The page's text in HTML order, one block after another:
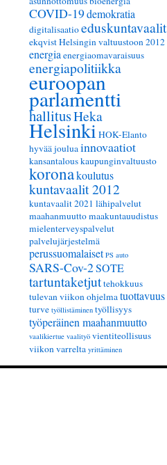
COVID-19demokratia
digitalisaatioeduskuntavaalit
ekqvist Helsingin valtuustoon 2012
energia energiaomavaraisuus
energiapolitiikka
euroopan
parlamentti
hallitusHeka
HelsinkiHOK-Elanto
hyvää jouluainnovaatiot
kansantalouskaupunginvaltuusto
koronakoulutus
kuntavaalit 2012
kuntavaalit 2021 lähipalvelut
maahanmuuttomaakuntauudistus
mielenterveyspalvelut
palvelujärjestelmä
perussuomalaiset PS auto
SARS-Cov-2SOTE
tartuntaketjuttehokkuus
tulevan viikon ohjelmatuottavuus
turve työllistäminen työllisyys
työperäinen maahanmuutto
vaalikiertue vaalityö vientiteollisuus
viikon varrelta yrittäminen